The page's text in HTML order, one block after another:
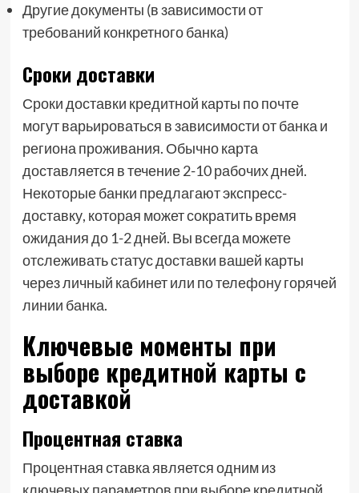
Другие документы (в зависимости от
требований конкретного банка)
Сроки доставки
Сроки доставки кредитной карты по почте
могут варьироваться в зависимости от банка и
региона проживания. Обычно карта
доставляется в течение 2-10 рабочих дней.
Некоторые банки предлагают экспресс-
доставку, которая может сократить время
ожидания до 1-2 дней. Вы всегда можете
отслеживать статус доставки вашей карты
через личный кабинет или по телефону горячей
линии банка.
Ключевые моменты при
выборе кредитной карты с
доставкой
Процентная ставка
Процентная ставка является одним из